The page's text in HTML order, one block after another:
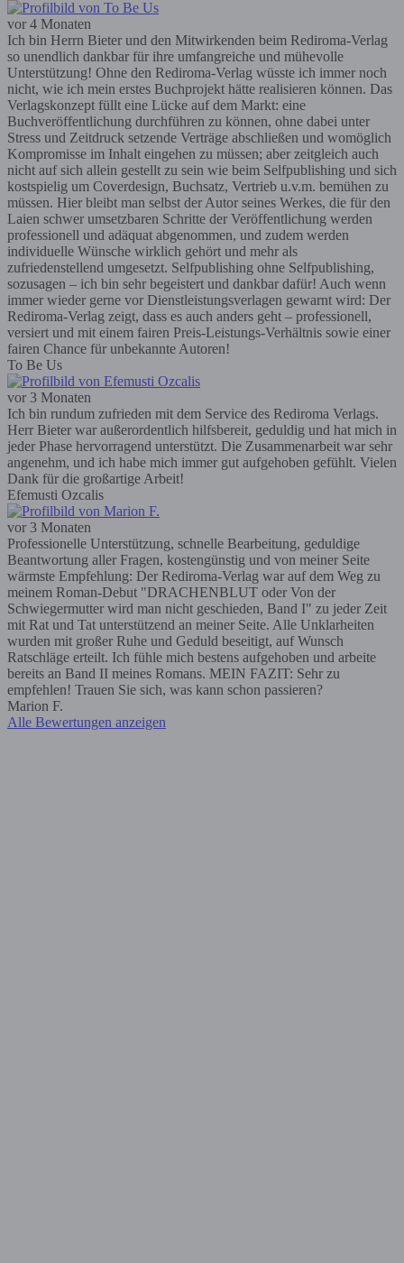
vor 4 Monaten
Ich bin Herrn Bieter und den Mitwirkenden beim Rediroma-Verlag
so unendlich dankbar für ihre umfangreiche und mühevolle
Unterstützung! Ohne den Rediroma-Verlag wüsste ich immer noch
nicht, wie ich mein erstes Buchprojekt hätte realisieren können. Das
Verlagskonzept füllt eine Lücke auf dem Markt: eine
Buchveröffentlichung durchführen zu können, ohne dabei unter
Stress und Zeitdruck setzende Verträge abschließen und womöglich
Kompromisse im Inhalt eingehen zu müssen; aber zeitgleich auch
nicht auf sich allein gestellt zu sein wie beim Selfpublishing und sich
kostspielig um Coverdesign, Buchsatz, Vertrieb u.v.m. bemühen zu
müssen. Hier bleibt man selbst der Autor seines Werkes, die für den
Laien schwer umsetzbaren Schritte der Veröffentlichung werden
professionell und adäquat abgenommen, und zudem werden
individuelle Wünsche wirklich gehört und mehr als
zufriedenstellend umgesetzt. Selfpublishing ohne Selfpublishing,
sozusagen – ich bin sehr begeistert und dankbar dafür! Auch wenn
immer wieder gerne vor Dienstleistungsverlagen gewarnt wird: Der
Rediroma-Verlag zeigt, dass es auch anders geht – professionell,
versiert und mit einem fairen Preis-Leistungs-Verhältnis sowie einer
fairen Chance für unbekannte Autoren!
To Be Us
vor 3 Monaten
Ich bin rundum zufrieden mit dem Service des Rediroma Verlags.
Herr Bieter war außerordentlich hilfsbereit, geduldig und hat mich in
jeder Phase hervorragend unterstützt. Die Zusammenarbeit war sehr
angenehm, und ich habe mich immer gut aufgehoben gefühlt. Vielen
Dank für die großartige Arbeit!
Efemusti Ozcalis
vor 3 Monaten
Professionelle Unterstützung, schnelle Bearbeitung, geduldige
Beantwortung aller Fragen, kostengünstig und von meiner Seite
wärmste Empfehlung: Der Rediroma-Verlag war auf dem Weg zu
meinem Roman-Debut "DRACHENBLUT oder Von der
Schwiegermutter wird man nicht geschieden, Band I" zu jeder Zeit
mit Rat und Tat unterstützend an meiner Seite. Alle Unklarheiten
wurden mit großer Ruhe und Geduld beseitigt, auf Wunsch
Ratschläge erteilt. Ich fühle mich bestens aufgehoben und arbeite
bereits an Band II meines Romans. MEIN FAZIT: Sehr zu
empfehlen! Trauen Sie sich, was kann schon passieren?
Marion F.
Alle Bewertungen anzeigen